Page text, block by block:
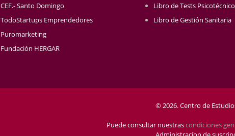
CEF.- Santo Domingo
TodoStartups Emprendedores
Puromarketing
Fundación HERGAR
Libro de Tests
Libro de Gestión Sanitaria
© 2026. Centro de
Puede consultar nuestrascondiciones